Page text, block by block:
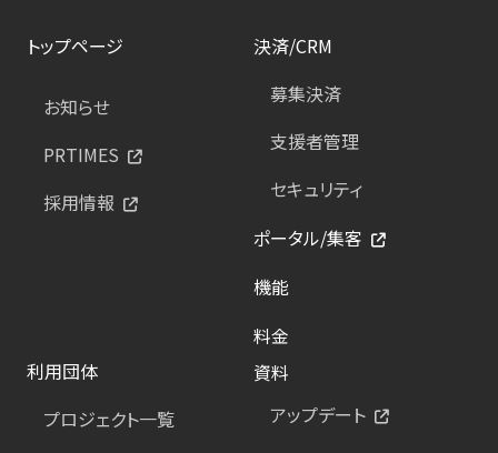
トップページ
お知らせ
PRTIMES
採用情報
決済/CRM
募集決済
支援者管理
セキュリティ
ポータル/集客
機能
料金
利用団体
プロジェクト一覧
資料
アップデート